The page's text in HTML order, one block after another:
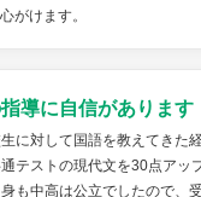
がけます。
導に自信があります
に対して国語を教えてきた
テストの現代文を30点アッ
も中高は公立でしたので、